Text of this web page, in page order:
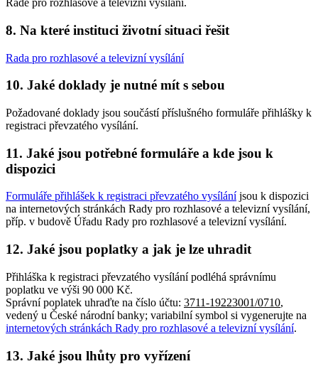
Radě pro rozhlasové a televizní vysílání.
8. Na které instituci životní situaci řešit
Rada pro rozhlasové a televizní vysílání
10. Jaké doklady je nutné mít s sebou
Požadované doklady jsou součástí příslušného formuláře přihlášky k
registraci převzatého vysílání.
11. Jaké jsou potřebné formuláře a kde jsou k
dispozici
Formuláře přihlášek k registraci převzatého vysíláníjsou k dispozici
na internetových stránkách Rady pro rozhlasové a televizní vysílání,
příp. v budově Úřadu Rady pro rozhlasové a televizní vysílání.
12. Jaké jsou poplatky a jak je lze uhradit
Přihláška k registraci převzatého vysílání podléhá správnímu
poplatku ve výši 90 000 Kč.
Správní poplatek uhraďte na číslo účtu: 3711-19223001/0710,
vedený u České národní banky; variabilní symbol si vygenerujte na
internetových stránkách Rady pro rozhlasové a televizní vysílání.
13. Jaké jsou lhůty pro vyřízení